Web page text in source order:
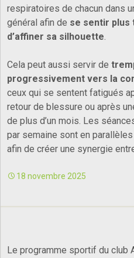
respiratoires de chacun dans
général afin de se sentir plus
d’affiner sa silhouette.
Cela peut aussi servir de
progressivement vers la
ceux qui se sentent fatigués
retour de blessure ou après
de plus d’un mois. Les
par semaine sont en
afin de créer une synergie
18 novembre 2025
Le programme sportif du club